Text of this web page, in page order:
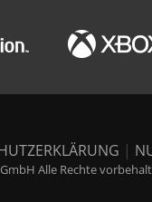
|
Alle Rechte